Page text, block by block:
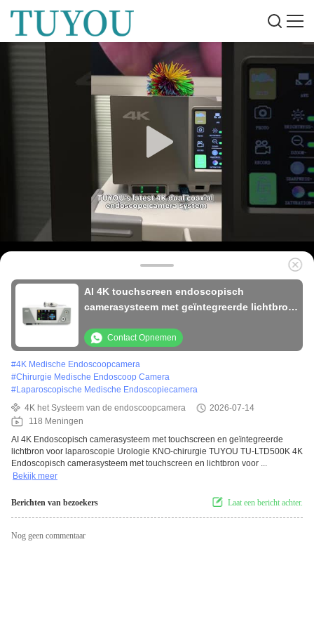
AI 4K touchscreen endoscopisch
camerasysteem met geïntegreerde lichtbron
Contact Opnemen
#4K Medische Endoscoopcamera
#Chirurgie Medische Endoscoop Camera
#Laparoscopische Medische Endoscopiecamera
4K het Systeem van de endoscoopcamera
2026-07-14
118 Meningen
AI 4K Endoscopisch camerasysteem met touchscreen en geïntegreerde
lichtbron voor laparoscopie Urologie KNO-chirurgie TUYOU TU-LTD500K 4K
Endoscopisch camerasysteem met touchscreen en lichtbron voor ...
Bekijk meer
Berichten van bezoekers Laat een bericht achter.
Nog geen commentaar